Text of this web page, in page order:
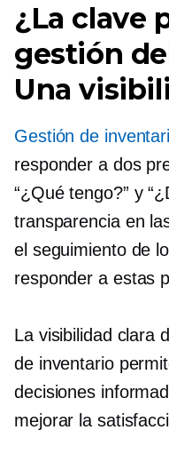
¿La clave
gestión
Una
Gestión de
responder a dos
“¿Qué tengo?” y
transparencia en
el seguimiento de
responder a estas
La visibilidad clara
de inventario
decisiones
mejorar la